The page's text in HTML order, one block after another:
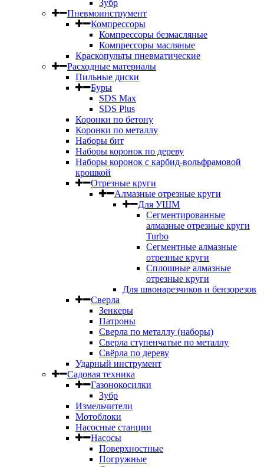
Зубр
Пневмоинструмент
Компрессоры
Компрессоры безмасляные
Компрессоры масляные
Краскопульты пневматические
Расходные материалы
Пильные диски
Буры
SDS Max
SDS Plus
Коронки по бетону
Коронки по металлу
Наборы бит
Наборы коронок по дереву
Наборы коронок с карбид-вольфрамовой
крошкой
Отрезные круги
Алмазные отрезные круги
Для УШМ
Сегментированные
алмазные отрезные круги
Turbo
Сегментные алмазные
отрезные круги
Сплошные алмазные
отрезные круги
Для швонарезчиков и бензорезов
Сверла
Зенкеры
Патроны
Сверла по металлу (наборы)
Сверла ступенчатые по металлу
Свёрла по дереву
Ударный инструмент
Садовая техника
Газонокосилки
Зубр
Измельчители
Мотоблоки
Насосные станции
Насосы
Поверхностные
Погружные